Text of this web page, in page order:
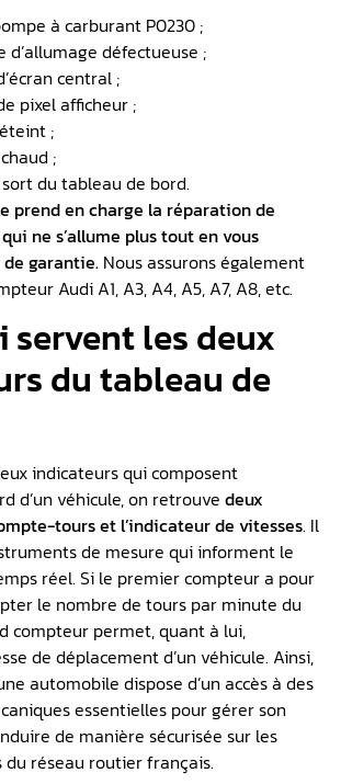
à carburant P0230 ;
d’allumage défectueuse ;
central ;
pixel afficheur ;
;
;
du tableau de bord.
prend en charge la réparation de
ne s’allume plus tout en vous
garantie. Nous assurons également
Audi A1, A3, A4, A5, A7, A8, etc.
servent les deux
du tableau de
indicateurs qui composent
d’un véhicule, on retrouve deux
tours et l’indicateur de vitesses. Il
de mesure qui informent le
réel. Si le premier compteur a pour
le nombre de tours par minute du
compteur permet, quant à lui,
de déplacement d’un véhicule. Ainsi,
automobile dispose d’un accès à des
essentielles pour gérer son
de manière sécurisée sur les
réseau routier français.